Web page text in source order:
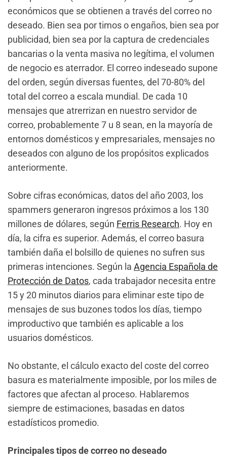
económicos que se obtienen a través del correo no
deseado. Bien sea por timos o engaños, bien sea por
publicidad, bien sea por la captura de credenciales
bancarias o la venta masiva no legítima, el volumen
de negocio es aterrador. El correo indeseado supone
del orden, según diversas fuentes, del 70-80% del
total del correo a escala mundial. De cada 10
mensajes que atrerrizan en nuestro servidor de
correo, probablemente 7 u 8 sean, en la mayoría de
entornos domésticos y empresariales, mensajes no
deseados con alguno de los propósitos explicados
anteriormente.
Sobre cifras económicas, datos del año 2003, los
spammers generaron ingresos próximos a los 130
millones de dólares, según Ferris Research. Hoy en
día, la cifra es superior. Además, el correo basura
también daña el bolsillo de quienes no sufren sus
primeras intenciones. Según la Agencia Española de
Protección de Datos, cada trabajador necesita entre
15 y 20 minutos diarios para eliminar este tipo de
mensajes de sus buzones todos los días, tiempo
improductivo que también es aplicable a los
usuarios domésticos.
No obstante, el cálculo exacto del coste del correo
basura es materialmente imposible, por los miles de
factores que afectan al proceso. Hablaremos
siempre de estimaciones, basadas en datos
estadísticos promedio.
Principales tipos de correo no deseado